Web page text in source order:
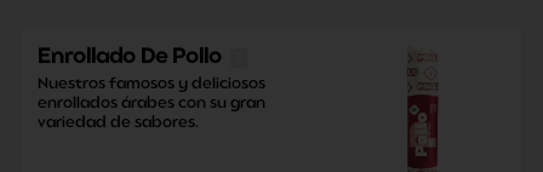
Enrollado De Pollo
Nuestros famosos y deliciosos
enrollados árabes con su gran
variedad de sabores.